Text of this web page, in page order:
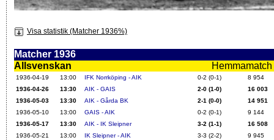
Visa statistik (Matcher 1936%)
Matcher 1936
Allsvenskan
1936-04-19 13:00 IFK Norrköping - AIK 0-2 (0-1)
8 954
1936-04-26
13:30 AIK - GAIS 2-0 (1-0)
16 003
1936-05-03
13:30 AIK - Gårda BK 2-1 (0-0)
14 951
1936-05-10
13:00 GAIS - AIK 0-2 (0-1)
9 144
1936-05-17
13:30 AIK - IK Sleipner 3-2 (1-1)
16 508
1936-05-21
13:00 IK Sleipner - AIK 3-3 (2-2)
9 945